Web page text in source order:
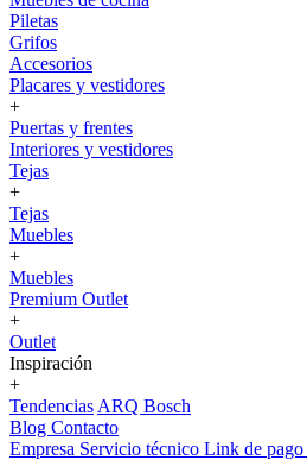
Piletas
Grifos
Accesorios
Placares y vestidores
+
Puertas y frentes
Interiores y vestidores
Tejas
+
Tejas
Muebles
+
Muebles
Premium Outlet
+
Outlet
Inspiración
+
Tendencias ARQ Bosch
Blog Contacto
Empresa Servicio técnico Link de pago